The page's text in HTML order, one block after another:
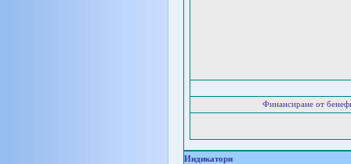
Финансиране от
Индикатори